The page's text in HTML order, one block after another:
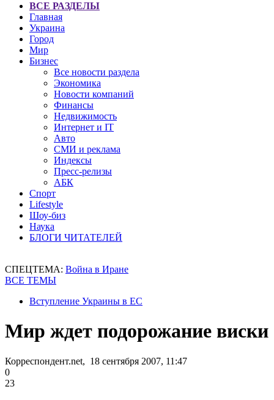
ВСЕ РАЗДЕЛЫ
Главная
Украина
Город
Мир
Бизнес
Все новости раздела
Экономика
Новости компаний
Финансы
Недвижимость
Интернет и IT
Авто
СМИ и реклама
Индексы
Пресс-релизы
АБК
Спорт
Lifestyle
Шоу-биз
Наука
БЛОГИ ЧИТАТЕЛЕЙ
СПЕЦТЕМА: Война в Иране
ВСЕ ТЕМЫ
Вступление Украины в ЕС
Мир ждет подорожание виски
Корреспондент.net, 18 сентября 2007, 11:47
0
23